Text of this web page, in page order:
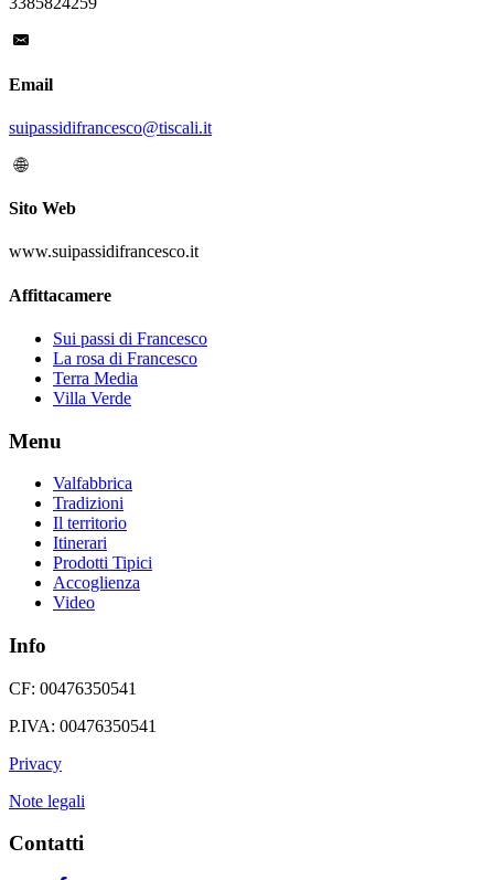
Email
suipassidifrancesco@tiscali.it
Sito Web
www.suipassidifrancesco.it
Affittacamere
Sui passi di Francesco
La rosa di Francesco
Terra Media
Villa Verde
Menu
Valfabbrica
Tradizioni
Il territorio
Itinerari
Prodotti Tipici
Accoglienza
Video
Info
CF: 00476350541
P.IVA: 00476350541
Privacy
Note legali
Contatti